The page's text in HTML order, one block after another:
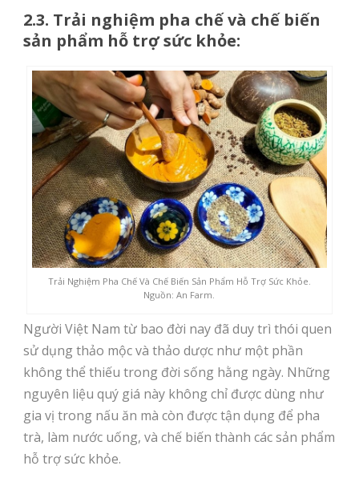
2.3. Trải nghiệm pha chế và chế biến
sản phẩm hỗ trợ sức khỏe:
Trải Nghiệm Pha Chế Và Chế Biến Sản Phẩm Hỗ Trợ Sức Khỏe.
Nguồn: An Farm.
Người Việt Nam từ bao đời nay đã duy trì thói quen
sử dụng thảo mộc và thảo dược như một phần
không thể thiếu trong đời sống hằng ngày. Những
nguyên liệu quý giá này không chỉ được dùng như
gia vị trong nấu ăn mà còn được tận dụng để pha
trà, làm nước uống, và chế biến thành các sản phẩm
hỗ trợ sức khỏe.